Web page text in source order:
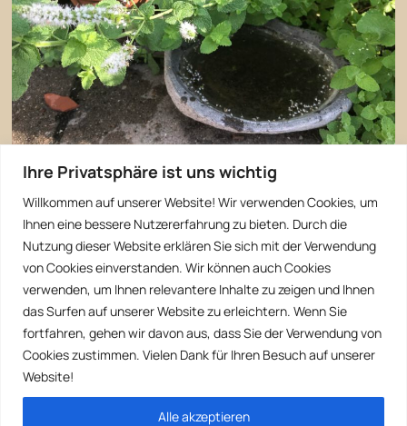
Ihre Privatsphäre ist uns wichtig
Willkommen auf unserer Website! Wir verwenden Cookies, um
Ihnen eine bessere Nutzererfahrung zu bieten. Durch die
Nutzung dieser Website erklären Sie sich mit der Verwendung
von Cookies einverstanden. Wir können auch Cookies
verwenden, um Ihnen relevantere Inhalte zu zeigen und Ihnen
das Surfen auf unserer Website zu erleichtern. Wenn Sie
fortfahren, gehen wir davon aus, dass Sie der Verwendung von
Cookies zustimmen. Vielen Dank für Ihren Besuch auf unserer
Website!
Alle akzeptieren